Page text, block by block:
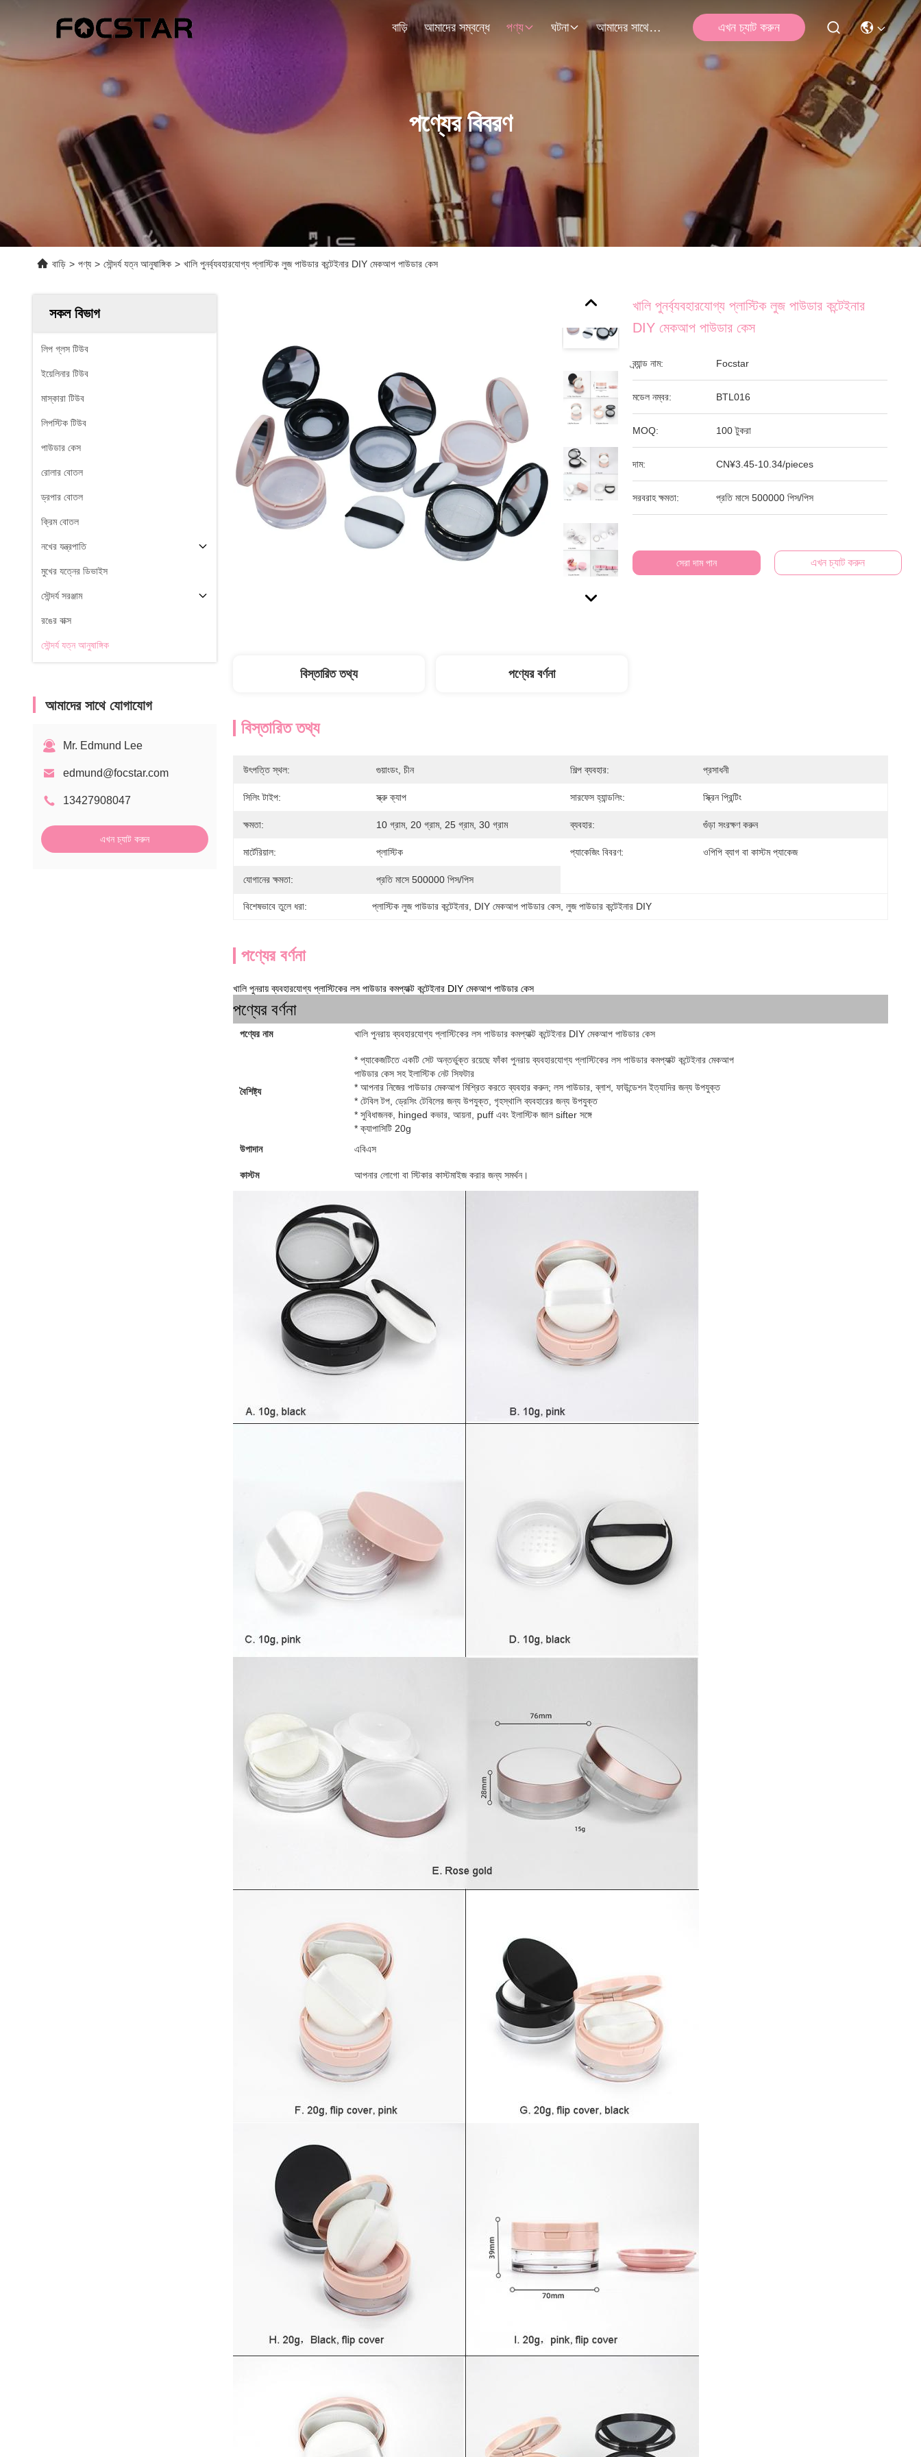
বাড়ি আমাদের সম্বন্ধে পণ্য ঘটনা আমাদের সাথে যোগাযোগ এখন চ্যাট করুন
পণ্যের বিবরণ
বাড়ি > পণ্য > সৌন্দর্য যত্ন আনুষাঙ্গিক > খালি পুনর্ব্যবহারযোগ্য প্লাস্টিক লুজ পাউডার কন্টেইনার DIY মেকআপ পাউডার কেস
সকল বিভাগ
লিপ গ্লস টিউব
ইয়েলিনার টিউব
মাস্কারা টিউব
লিপস্টিক টিউব
পাউডার কেস
রোলার বোতল
ড্রপার বোতল
ক্রিম বোতল
নখের যন্ত্রপাতি
মুখের যত্নের ডিভাইস
সৌন্দর্য সরঞ্জাম
রঙের বাক্স
সৌন্দর্য যত্ন আনুষাঙ্গিক
আমাদের সাথে যোগাযোগ
Mr. Edmund Lee
edmund@focstar.com
13427908047
এখন চ্যাট করুন
খালি পুনর্ব্যবহারযোগ্য প্লাস্টিক লুজ পাউডার কন্টেইনার
DIY মেকআপ পাউডার কেস
ব্র্যান্ড নাম: Focstar
মডেল নম্বর: BTL016
MOQ: 100 টুকরা
দাম: CN¥3.45-10.34/pieces
সরবরাহ ক্ষমতা: প্রতি মাসে 500000 পিস/পিস
সেরা দাম পান এখন চ্যাট করুন
বিস্তারিত তথ্য পণ্যের বর্ণনা
বিস্তারিত তথ্য
উৎপত্তি স্থল: গুয়াংডং, চীন শিল্প ব্যবহার: প্রসাধনী
সিলিং টাইপ: স্ক্রু ক্যাপ সারফেস হ্যান্ডলিং: স্ক্রিন প্রিন্টিং
ক্ষমতা: 10 গ্রাম, 20 গ্রাম, 25 গ্রাম, 30 গ্রাম ব্যবহার: গুঁড়া সংরক্ষণ করুন
মার্টেরিয়াল: প্লাস্টিক প্যাকেজিং বিবরণ: ওপিপি ব্যাগ বা কাস্টম প্যাকেজ
যোগানের ক্ষমতা: প্রতি মাসে 500000 পিস/পিস
বিশেষভাবে তুলে ধরা: প্লাস্টিক লুজ পাউডার কন্টেইনার DIY মেকআপ পাউডার কেস , লুজ পাউডার কন্টেইনার DIY
পণ্যের বর্ণনা
খালি পুনরায় ব্যবহারযোগ্য প্লাস্টিকের লস পাউডার কমপ্যাক্ট কন্টেইনার DIY মেকআপ পাউডার কেস
পণ্যের বর্ণনা
পণ্যের নাম খালি পুনরায় ব্যবহারযোগ্য প্লাস্টিকের লস পাউডার কমপ্যাক্ট কন্টেইনার DIY মেকআপ পাউডার কেস
বৈশিষ্ট্য
* প্যাকেজটিতে একটি সেট অন্তর্ভুক্ত রয়েছে ফাঁকা পুনরায় ব্যবহারযোগ্য প্লাস্টিকের লস পাউডার কমপ্যাক্ট কন্টেইনার মেকআপ
পাউডার কেস সহ ইলাস্টিক নেট সিফটার
* আপনার নিজের পাউডার মেকআপ মিশ্রিত করতে ব্যবহার করুন; লস পাউডার, ব্লাশ, ফাউন্ডেশন ইত্যাদির জন্য উপযুক্ত
* টেবিল টপ, ড্রেসিং টেবিলের জন্য উপযুক্ত, গৃহস্থালি ব্যবহারের জন্য উপযুক্ত
* সুবিধাজনক, hinged কভার, আয়না, puff এবং ইলাস্টিক জাল sifter সঙ্গে
* ক্যাপাসিটি 20g
উপাদান
এবিএস
কাস্টম আপনার লোগো বা স্টিকার কাস্টমাইজ করার জন্য সমর্থন।